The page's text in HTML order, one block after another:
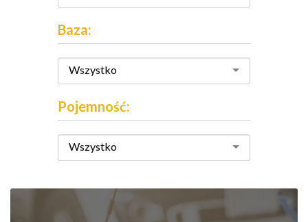
Baza:
Wszystko
Pojemność:
Wszystko